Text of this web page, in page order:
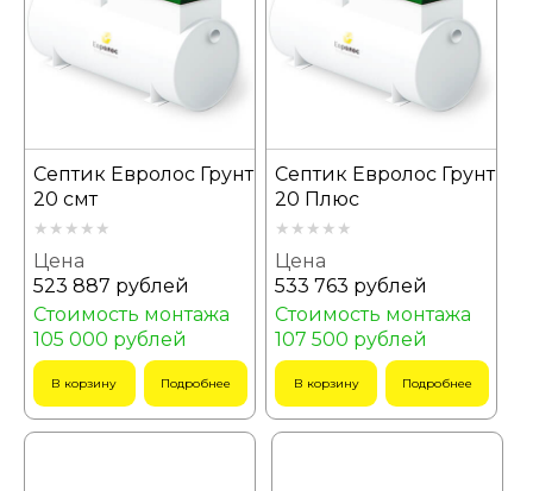
Септик Евролос Грунт
20 смт
Цена
523 887 рублей
Стоимость монтажа
105 000 рублей
В корзину Подробнее
Септик Евролос Грунт
20 Плюс
Цена
533 763 рублей
Стоимость монтажа
107 500 рублей
В корзину Подробнее